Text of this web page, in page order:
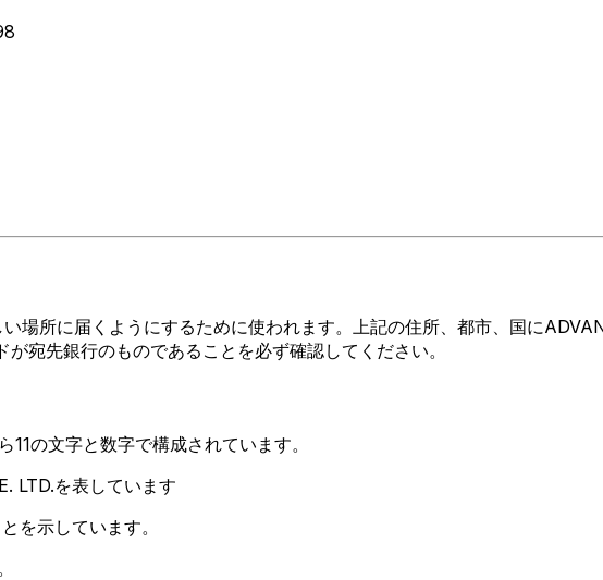
場所に届くようにするために使われます。上記の住所、都市、国に
宛先銀行のものであることを必ず確認してください。
の文字と数字で構成されています。
LTD.を表しています
を示しています。